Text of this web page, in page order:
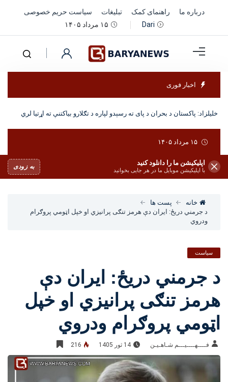
درباره ما راهنمای کمک تبلیغات
سیاست حریم خصوصی
Dari
۱۵ مرداد ۱۴۰۵
اخبار فوری
خلیلزاد: پاکستان د بحران د پای ته رسېدو لپاره د تګلارو بیاکتنې ته اړتیا لري
۱۵ مرداد ۱۴۰۵
اپلیکیشن ما را دانلود کنید
با اپلیکیشن موبایل ما در هر جایی بخوانید
به زودی
خانه
پست ها
د جرمني دریځ: ایران دې هرمز تنګی پرانیزي او خپل اټومي پروګرام
ودروي
سیاست
د جرمني دریځ: ایران دې
هرمز تنګی پرانیزي او خپل
اټومي پروګرام ودروي
فــــهــــيـــم شـاهـیـن‎‎ 14 ثور 1405 216